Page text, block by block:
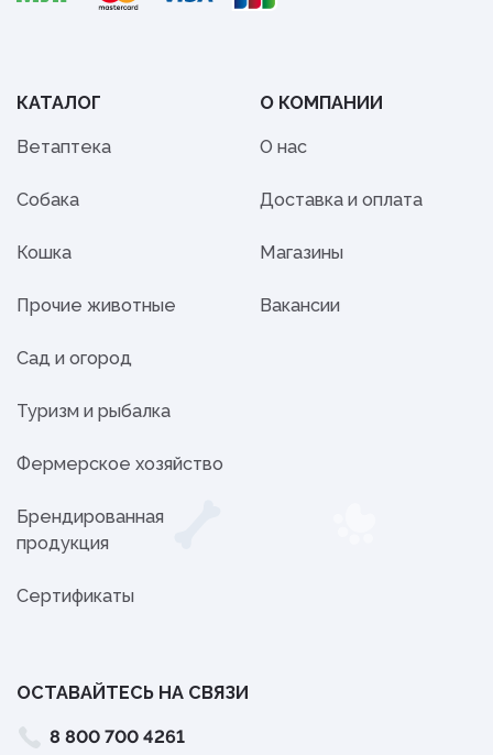
КАТАЛОГ
Ветаптека
Собака
Кошка
Прочие животные
Сад и огород
Туризм и рыбалка
Фермерское хозяйство
Брендированная
продукция
Сертификаты
О КОМПАНИИ
О нас
Доставка и оплата
Магазины
Вакансии
ОСТАВАЙТЕСЬ НА СВЯЗИ
8 800 700 4261